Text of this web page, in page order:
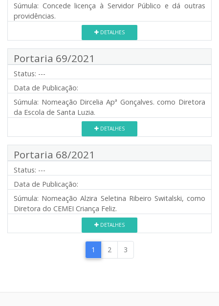
Súmula: Concede licença à Servidor Público e dá outras
providências.
DETALHES
Portaria 69/2021
Status: ---
Data de Publicação:
Súmula: Nomeação Dircelia Apª Gonçalves. como Diretora
da Escola de Santa Luzia.
DETALHES
Portaria 68/2021
Status: ---
Data de Publicação:
Súmula: Nomeação Alzira Seletina Ribeiro Switalski, como
Diretora do CEMEI Criança Feliz.
DETALHES
1 2 3